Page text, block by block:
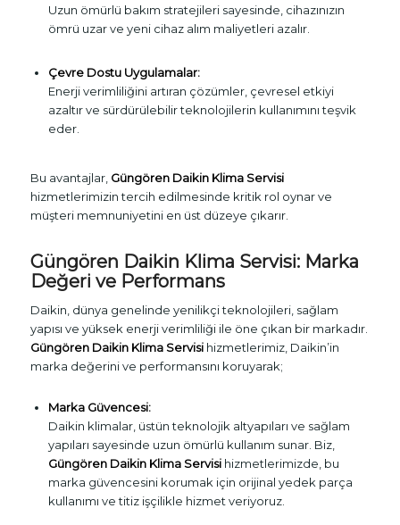
Uzun ömürlü bakım stratejileri sayesinde, cihazınızın
ömrü uzar ve yeni cihaz alım maliyetleri azalır.
Çevre Dostu Uygulamalar:
Enerji verimliliğini artıran çözümler, çevresel etkiyi
azaltır ve sürdürülebilir teknolojilerin kullanımını teşvik
eder.
Bu avantajlar, Güngören Daikin Klima Servisi
hizmetlerimizin tercih edilmesinde kritik rol oynar ve
müşteri memnuniyetini en üst düzeye çıkarır.
Güngören Daikin Klima Servisi: Marka
Değeri ve Performans
Daikin, dünya genelinde yenilikçi teknolojileri, sağlam
yapısı ve yüksek enerji verimliliği ile öne çıkan bir markadır.
Güngören Daikin Klima Servisihizmetlerimiz, Daikin’in
marka değerini ve performansını koruyarak;
Marka Güvencesi:
Daikin klimalar, üstün teknolojik altyapıları ve sağlam
yapıları sayesinde uzun ömürlü kullanım sunar. Biz,
Güngören Daikin Klima Servisihizmetlerimizde, bu
marka güvencesini korumak için orijinal yedek parça
kullanımı ve titiz işçilikle hizmet veriyoruz.